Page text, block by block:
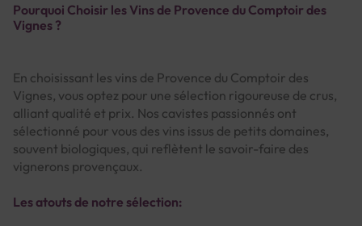
Pourquoi Choisir les Vins de Provence du Comptoir des
Vignes ?
En choisissant les vins de Provence du Comptoir des
Vignes, vous optez pour une sélection rigoureuse de crus,
alliant qualité et prix. Nos cavistes passionnés ont
sélectionné pour vous des vins issus de petits domaines,
souvent biologiques, qui reflètent le savoir-faire des
vignerons provençaux.
Les atouts de notre sélection: